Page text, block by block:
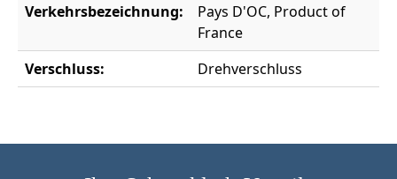
Verkehrsbezeichnung:
Pays D'OC, Product of
France
Verschluss:
Drehverschluss